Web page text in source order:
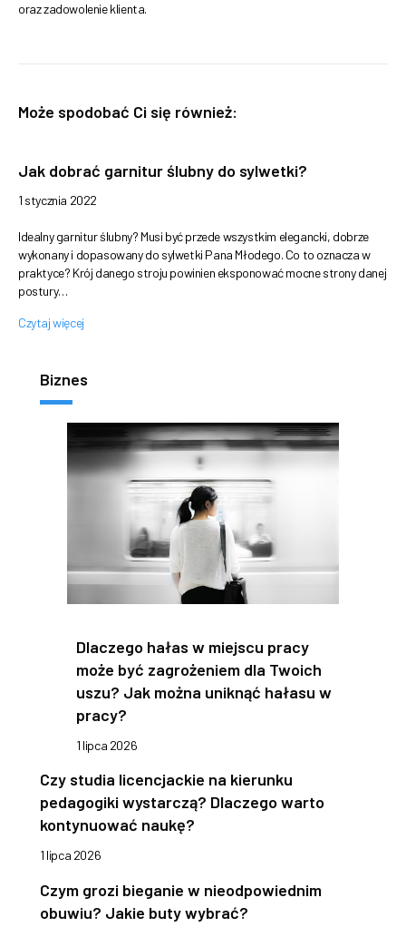
oraz zadowolenie klienta.
Może spodobać Ci się również:
Jak dobrać garnitur ślubny do sylwetki?
1 stycznia 2022
Idealny garnitur ślubny? Musi być przede wszystkim elegancki, dobrze
wykonany i dopasowany do sylwetki Pana Młodego. Co to oznacza w
praktyce? Krój danego stroju powinien eksponować mocne strony danej
postury…
Czytaj więcej
Biznes
Dlaczego hałas w miejscu pracy
może być zagrożeniem dla Twoich
uszu? Jak można uniknąć hałasu w
pracy?
1 lipca 2026
Czy studia licencjackie na kierunku
pedagogiki wystarczą? Dlaczego warto
kontynuować naukę?
1 lipca 2026
Czym grozi bieganie w nieodpowiednim
obuwiu? Jakie buty wybrać?